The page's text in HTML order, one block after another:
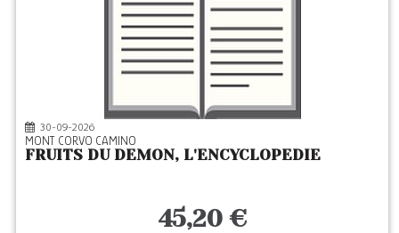
30-09-2026
MONT CORVO CAMINO
FRUITS DU DEMON, L'ENCYCLOPEDIE
45,20 €